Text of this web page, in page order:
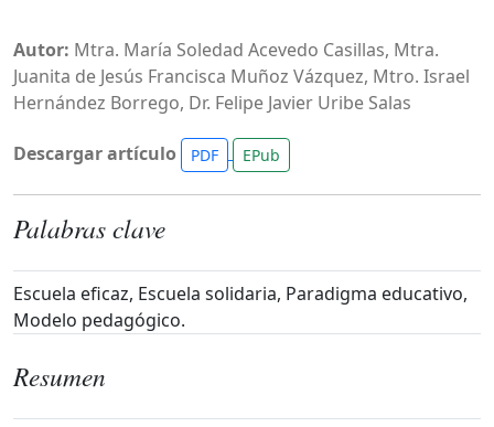
Autor: Mtra. María Soledad Acevedo Casillas, Mtra.
Juanita de Jesús Francisca Muñoz Vázquez, Mtro. Israel
Hernández Borrego, Dr. Felipe Javier Uribe Salas
Descargar artículo PDF EPub
Palabras clave
Escuela eficaz, Escuela solidaria, Paradigma educativo,
Modelo pedagógico.
Resumen